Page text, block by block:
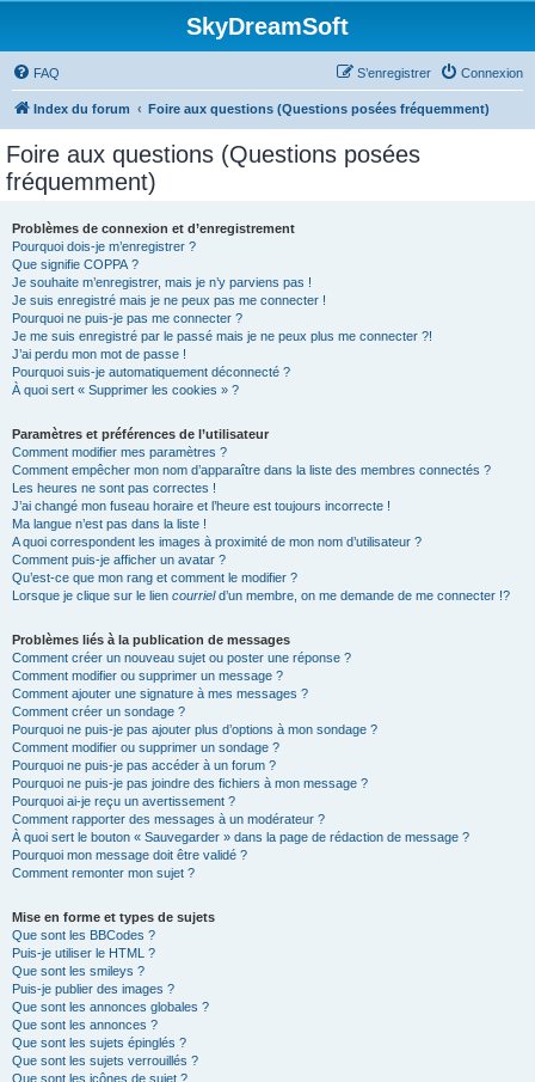
SkyDreamSoft
FAQ Connexion
S’enregistrer
Index du forum Foire aux questions (Questions posées fréquemment)
Foire aux questions (Questions posées
fréquemment)
Problèmes de connexion et d’enregistrement
Pourquoi dois-je m’enregistrer ?
Que signifie COPPA ?
Je souhaite m’enregistrer, mais je n’y parviens pas !
Je suis enregistré mais je ne peux pas me connecter !
Pourquoi ne puis-je pas me connecter ?
Je me suis enregistré par le passé mais je ne peux plus me connecter ?!
J’ai perdu mon mot de passe !
Pourquoi suis-je automatiquement déconnecté ?
À quoi sert « Supprimer les cookies » ?
Paramètres et préférences de l’utilisateur
Comment modifier mes paramètres ?
Comment empêcher mon nom d’apparaître dans la liste des membres connectés ?
Les heures ne sont pas correctes !
J’ai changé mon fuseau horaire et l’heure est toujours incorrecte !
Ma langue n’est pas dans la liste !
A quoi correspondent les images à proximité de mon nom d’utilisateur ?
Comment puis-je afficher un avatar ?
Qu’est-ce que mon rang et comment le modifier ?
Lorsque je clique sur le lien courrield’un membre, on me demande de me connecter !?
Problèmes liés à la publication de messages
Comment créer un nouveau sujet ou poster une réponse ?
Comment modifier ou supprimer un message ?
Comment ajouter une signature à mes messages ?
Comment créer un sondage ?
Pourquoi ne puis-je pas ajouter plus d’options à mon sondage ?
Comment modifier ou supprimer un sondage ?
Pourquoi ne puis-je pas accéder à un forum ?
Pourquoi ne puis-je pas joindre des fichiers à mon message ?
Pourquoi ai-je reçu un avertissement ?
Comment rapporter des messages à un modérateur ?
À quoi sert le bouton « Sauvegarder » dans la page de rédaction de message ?
Pourquoi mon message doit être validé ?
Comment remonter mon sujet ?
Mise en forme et types de sujets
Que sont les BBCodes ?
Puis-je utiliser le HTML ?
Que sont les smileys ?
Puis-je publier des images ?
Que sont les annonces globales ?
Que sont les annonces ?
Que sont les sujets épinglés ?
Que sont les sujets verrouillés ?
Que sont les icônes de sujet ?